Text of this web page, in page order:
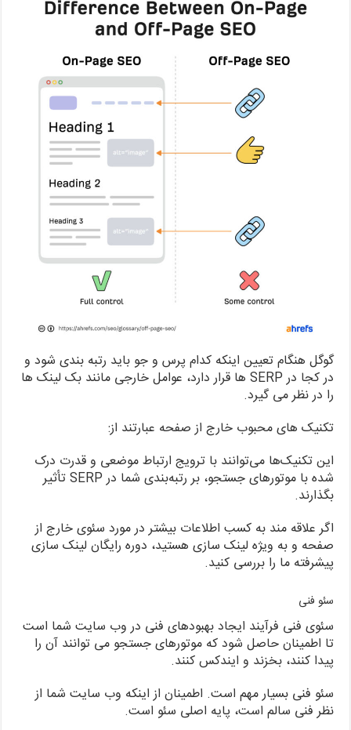
گوگل هنگام تعیین اینکه کدام پرس و جو باید رتبه بندی شود و
در کجا در SERP ها قرار دارد، عوامل خارجی مانند بک لینک ها
را در نظر می گیرد.
تکنیک های محبوب خارج از صفحه عبارتند از:
این تکنیک‌ها می‌توانند با ترویج ارتباط موضعی و قدرت درک
شده با موتورهای جستجو، بر رتبه‌بندی شما در SERP تأثیر
بگذارند.
اگر علاقه مند به کسب اطلاعات بیشتر در مورد سئوی خارج از
صفحه و به ویژه لینک سازی هستید، دوره رایگان لینک سازی
پیشرفته ما را بررسی کنید.
سئو فنی
سئوی فنی فرآیند ایجاد بهبودهای فنی در وب سایت شما است
تا اطمینان حاصل شود که موتورهای جستجو می توانند آن را
پیدا کنند، بخزند و ایندکس کنند.
سئو فنی بسیار مهم است. اطمینان از اینکه وب سایت شما از
نظر فنی سالم است، پایه اصلی سئو است.